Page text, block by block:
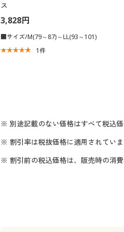
ス
3,828円
■サイズ/M(79～87)～LL(93～101)
1件
※ 別途記載のない価格はすべて税込価
※ 割引率は税抜価格に適用されていま
※ 割引前の税込価格は、販売時の消費